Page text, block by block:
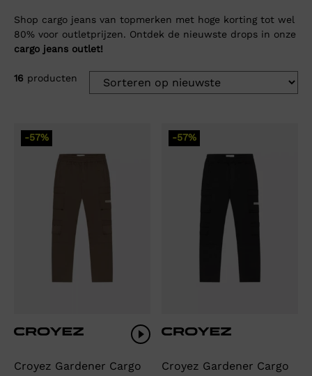
Shop cargo jeans van topmerken met hoge korting tot wel
80% voor outletprijzen. Ontdek de nieuwste drops in onze
cargo jeans outlet!
16 producten
-57%
Croyez Gardener Cargo
-57%
Croyez Gardener Cargo